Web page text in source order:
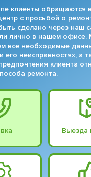
клиенты обращаются
с просьбой о
сделано через наш
лично в нашем офисе.
все необходимые
его неисправностях, а
клиента
ремонта.
Выезда